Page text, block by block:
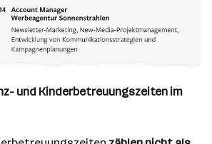
und Kinderbetreuungszeiten im